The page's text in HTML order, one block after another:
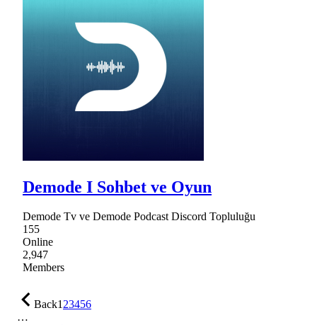
Demode I Sohbet ve Oyun
Demode Tv ve Demode Podcast Discord Topluluğu
155
Online
2,947
Members
Back123456
…